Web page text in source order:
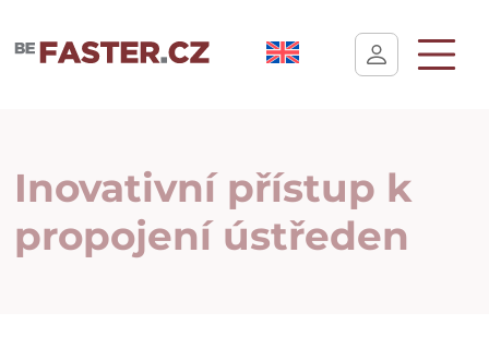
Inovativní přístup k
propojení ústředen